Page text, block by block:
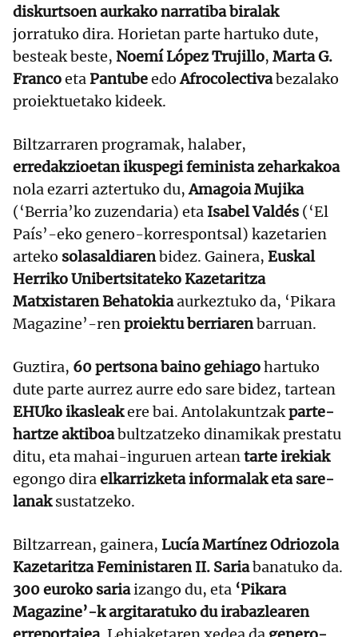
diskurtsoen aurkako narratiba biralak
jorratuko dira. Horietan parte hartuko dute,
besteak beste, Noemí López Trujillo, Marta G.
FrancoetaPantubeedoAfrocolectivabezalako
proiektuetako kideek.
Biltzarraren programak, halaber,
erredakzioetan ikuspegi feminista zeharkakoa
nola ezarri aztertuko du,Amagoia Mujika
(‘Berria’ko zuzendaria) eta Isabel Valdés (‘El
País’-eko genero-korrespontsal) kazetarien
arteko solasaldiarenbidez. Gainera, Euskal
Herriko Unibertsitateko Kazetaritza
Matxistaren Behatokiaaurkeztuko da, ‘Pikara
Magazine’-renproiektu berriarenbarruan.
Guztira, 60 pertsona baino gehiagohartuko
dute parte aurrez aurre edo sare bidez, tartean
EHUko ikasleakere bai. Antolakuntzakparte-
hartze aktiboabultzatzeko dinamikak prestatu
ditu, eta mahai-inguruen arteantarte irekiak
egongo diraelkarrizketa informalak eta sare-
lanaksustatzeko.
Biltzarrean, gainera, Lucía Martínez Odriozola
Kazetaritza Feministaren II. Sariabanatuko da.
300 euroko sariaizango du, eta ‘Pikara
Magazine’-k argitaratuko du irabazlearen